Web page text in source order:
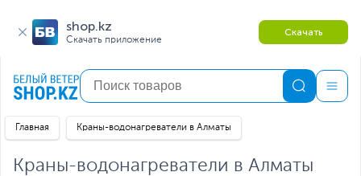
shop.kz
Скачать приложение
Скачать
Главная Краны-водонагреватели в Алматы
Краны-водонагреватели в Алматы